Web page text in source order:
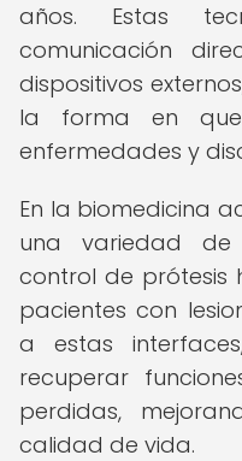
años. Estas
comunicación
dispositivos
la forma en
enfermedades y
En la biomedicina
una variedad de
control de prótesis
pacientes con
a estas
recuperar
perdidas,
calidad de vida.